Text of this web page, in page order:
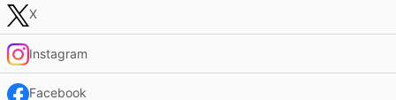
X
Instagram
Facebook